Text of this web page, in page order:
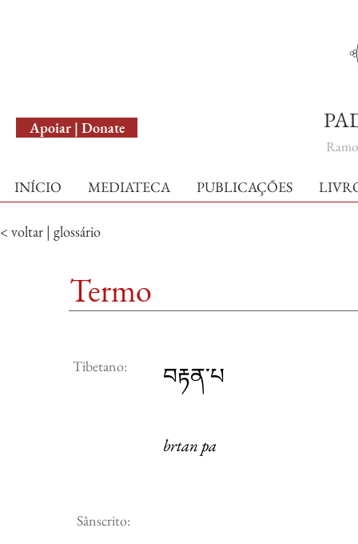
Apoiar | Donate
INÍCIO MEDIATECA PUBLICAÇÕES
< voltar | glossário
Termo
Tibetano: བརྟན་པ
brtan pa
Sânscrito: